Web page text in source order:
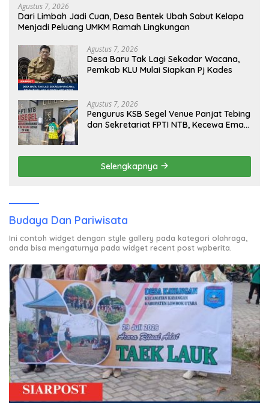
Agustus 7, 2026
Dari Limbah Jadi Cuan, Desa Bentek Ubah Sabut Kelapa
Menjadi Peluang UMKM Ramah Lingkungan
Agustus 7, 2026
Desa Baru Tak Lagi Sekadar Wacana,
Pemkab KLU Mulai Siapkan Pj Kades
Agustus 7, 2026
Pengurus KSB Segel Venue Panjat Tebing
dan Sekretariat FPTI NTB, Kecewa Emas
Selengkapnya
Budaya Dan Pariwisata
Ini contoh widget dengan style gallery pada kategori olahraga,
anda bisa mengaturnya pada widget recent post wpberita.